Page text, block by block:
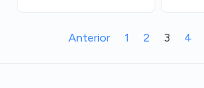
Anterior 1 2 3 4